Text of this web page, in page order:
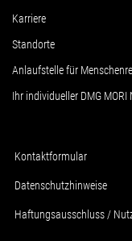
Karriere
Standorte
Anlaufstelle für
Ihr individueller DMG MORI
Kontaktformular
Datenschutzhinweise
Haftungsausschluss /